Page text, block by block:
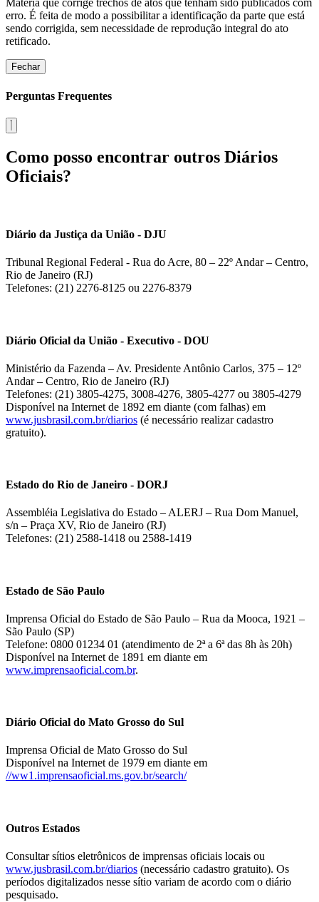
Matéria que corrige trechos de atos que tenham sido publicados com
erro. É feita de modo a possibilitar a identificação da parte que está
sendo corrigida, sem necessidade de reprodução integral do ato
retificado.
Fechar
Perguntas Frequentes
Como posso encontrar outros Diários
Oficiais?
Diário da Justiça da União - DJU
Tribunal Regional Federal - Rua do Acre, 80 – 22º Andar – Centro,
Rio de Janeiro (RJ)
Telefones: (21) 2276-8125 ou 2276-8379
Diário Oficial da União - Executivo - DOU
Ministério da Fazenda – Av. Presidente Antônio Carlos, 375 – 12º
Andar – Centro, Rio de Janeiro (RJ)
Telefones: (21) 3805-4275, 3008-4276, 3805-4277 ou 3805-4279
Disponível na Internet de 1892 em diante (com falhas) em
www.jusbrasil.com.br/diarios (é necessário realizar cadastro
gratuito).
Estado do Rio de Janeiro - DORJ
Assembléia Legislativa do Estado – ALERJ – Rua Dom Manuel,
s/n – Praça XV, Rio de Janeiro (RJ)
Telefones: (21) 2588-1418 ou 2588-1419
Estado de São Paulo
Imprensa Oficial do Estado de São Paulo – Rua da Mooca, 1921 –
São Paulo (SP)
Telefone: 0800 01234 01 (atendimento de 2ª a 6ª das 8h às 20h)
Disponível na Internet de 1891 em diante em
www.imprensaoficial.com.br.
Diário Oficial do Mato Grosso do Sul
Imprensa Oficial de Mato Grosso do Sul
Disponível na Internet de 1979 em diante em
//ww1.imprensaoficial.ms.gov.br/search/
Outros Estados
Consultar sítios eletrônicos de imprensas oficiais locais ou
www.jusbrasil.com.br/diarios (necessário cadastro gratuito). Os
períodos digitalizados nesse sítio variam de acordo com o diário
pesquisado.